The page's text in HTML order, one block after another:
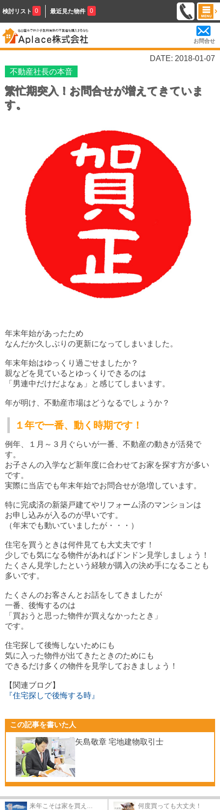
検討リスト 0 最近見た物件 0
お問合せ
DATE: 2018-01-07
不動産社長の本音
繁忙期突入！お問合せが増えてきていま
す。
年末年始があったため
なんだか久しぶりの更新になってしまいました。
年末年始はゆっくり過ごせましたか？
親などを見ているとゆっくりできるのは
「男連中だけだよなぁ」と感じてしまいます。
年が明け、不動産市場はどうなるでしょうか？
１年で一番、動く時期です！
例年、１月～３月ぐらいが一番、不動産の動きが活発で
す。
お子さんの入学など新年度に合わせてお家を探す方が多い
です。
実際に当店でも年末年始でお問合せが急増しています。
特に完成済の新築戸建てやリフォーム済のマンションは
お申し込みが入るのが早いです。
（年末でも動いていましたが・・・）
住宅を買うときは何件見ても大丈夫です！
少しでも気になる物件があればドンドン見学しましょう！
たくさん見学したという経験が購入の決め手になることも
多いです。
たくさんのお客さんとお話をしてきましたが
一番、後悔するのは
「買おうと思った物件が買えなかったとき」
です。
住宅探して後悔しないためにも
気に入った物件が出てきたときのためにも
できるだけ多くの物件を見学しておきましょう！
【関連ブログ】
『住宅探しで後悔する時』
この記事を書いた人
矢島敬章 宅地建物取引士
来年こそは家を買え... 何度買っても大丈夫！